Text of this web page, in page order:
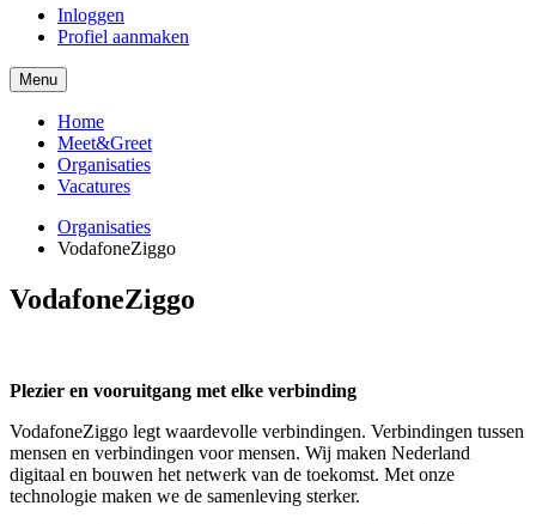
Inloggen
Profiel aanmaken
MenuMenu
collapsed
Home
Meet&Greet
Organisaties
Vacatures
Organisaties
VodafoneZiggo
VodafoneZiggo
Plezier en vooruitgang met elke verbinding
VodafoneZiggo legt waardevolle verbindingen. Verbindingen tussen
mensen en verbindingen voor mensen. Wij maken Nederland
digitaal en bouwen het netwerk van de toekomst. Met onze
technologie maken we de samenleving sterker.